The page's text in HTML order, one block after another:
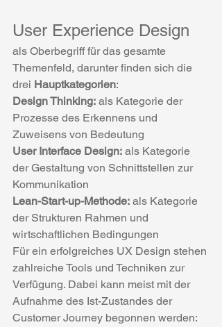
User Experience Design
als Oberbegriff für das gesamte
Themenfeld, darunter finden sich die
drei Hauptkategorien:
Design Thinking: als Kategorie der
Prozesse des Erkennens und
Zuweisens von Bedeutung
User Interface Design: als Kategorie
der Gestaltung von Schnittstellen zur
Kommunikation
Lean-Start-up-Methode: als Kategorie
der Strukturen Rahmen und
wirtschaftlichen Bedingungen
Für ein erfolgreiches UX Design stehen
zahlreiche Tools und Techniken zur
Verfügung. Dabei kann meist mit der
Aufnahme des Ist-Zustandes der
Customer Journey begonnen werden: